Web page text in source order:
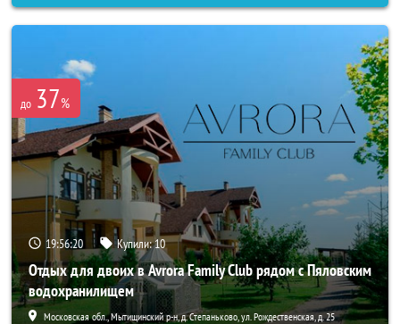
до 37%
19:56:18 Купили:10
Отдых для двоих в Avrora Family Club рядом с Пяловским
водохранилищем
Московская обл., Мытищинский р-н, д. Степаньково, ул. Рождественская, д. 25